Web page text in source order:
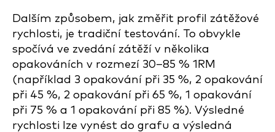
Dalším způsobem, jak změřit profil zátěžové
rychlosti, je tradiční testování. To obvykle
spočívá ve zvedání zátěží v několika
opakováních v rozmezí 30–85 % 1RM
(například 3 opakování při 35 %, 2 opakování
při 45 %, 2 opakování při 65 %, 1 opakování
při 75 % a 1 opakování při 85 %). Výsledné
rychlosti lze vynést do grafu a výsledná